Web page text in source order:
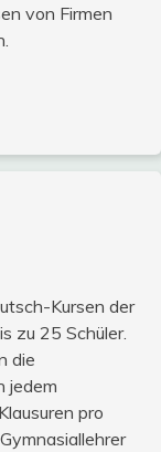
von Firmen
Kursen der
zu 25 Schüler.
die
jedem
pro